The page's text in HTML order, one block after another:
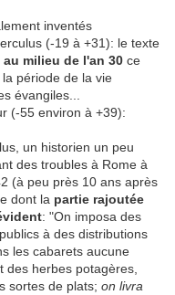
inventés
(-19 à +31): le texte
milieu de l'an 30 ce
période de la vie
évangiles...
(-55 environ à +39):
un historien un peu
des troubles à Rome à
(à peu près 10 ans après
dont la partie rajoutée
: "On imposa des
à des distributions
les cabarets aucune
herbes potagères,
sortes de plats; on livra